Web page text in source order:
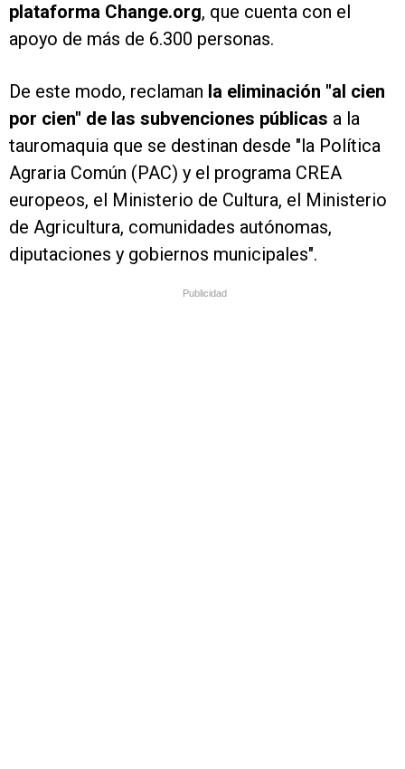
plataforma Change.org, que cuenta con el
apoyo de más de 6.300 personas.
De este modo, reclaman la eliminación "al cien
por cien" de las subvenciones públicas a la
tauromaquia que se destinan desde "la Política
Agraria Común (PAC) y el programa CREA
europeos, el Ministerio de Cultura, el Ministerio
de Agricultura, comunidades autónomas,
diputaciones y gobiernos municipales".
Publicidad